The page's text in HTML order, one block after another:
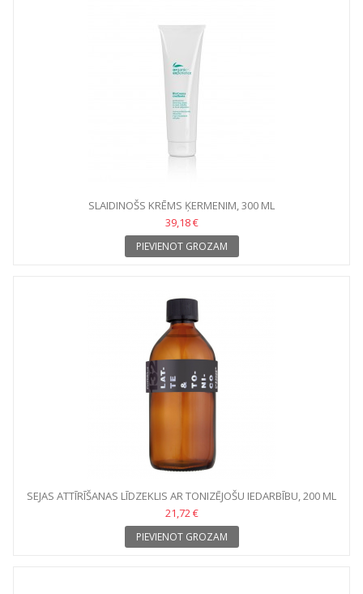
SLAIDINOŠS KRĒMS ĶERMENIM, 300 ML
39,18 €
PIEVIENOT GROZAM
SEJAS ATTĪRĪŠANAS LĪDZEKLIS AR TONIZĒJOŠU IEDARBĪBU, 200 ML
21,72 €
PIEVIENOT GROZAM